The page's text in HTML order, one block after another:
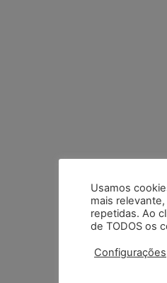
Usamos
mais
repetidas. Ao
de TODOS os
Configurações